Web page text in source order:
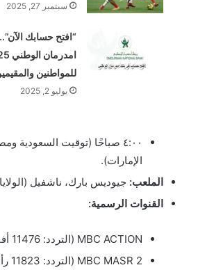
سبتمبر 27, 2025
“افتح حسابك
للمواطنين
يوليو 2, 2025
الإمارات).
الملعب: جيوديس بارك، ناشفيل
القنوات الرسمية:
MBC ACTION (التردد: 11476 أفقي / ترميز 27500).
MBC MASR 2 (التردد: 11823 رأسي / ترميز 27500).